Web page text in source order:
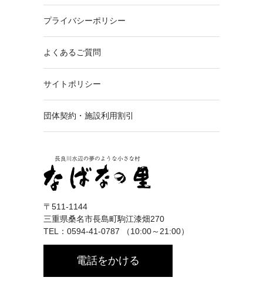
プライバシーポリシー
よくあるご質問
サイトポリシー
団体契約・施設利用割引
〒511-1144
三重県桑名市長島町駒江漆畑270
TEL：0594-41-0787 （10:00～21:00）
電話をかける